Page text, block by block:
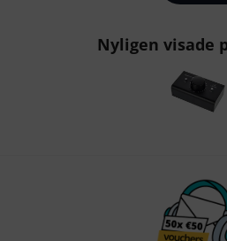
Nyligen visade